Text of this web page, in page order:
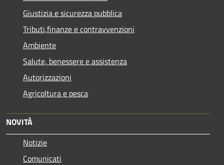
Giustizia e sicurezza pubblica
Tributi,finanze e contravvenzioni
Ambiente
Salute, benessere e assistenza
Autorizzazioni
Agricoltura e pesca
NOVITÀ
Notizie
Comunicati